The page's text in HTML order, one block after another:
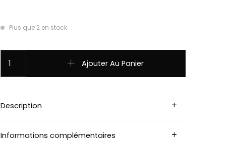
Plus que 2 en stock
Ajouter Au Panier
Description
Informations complémentaires